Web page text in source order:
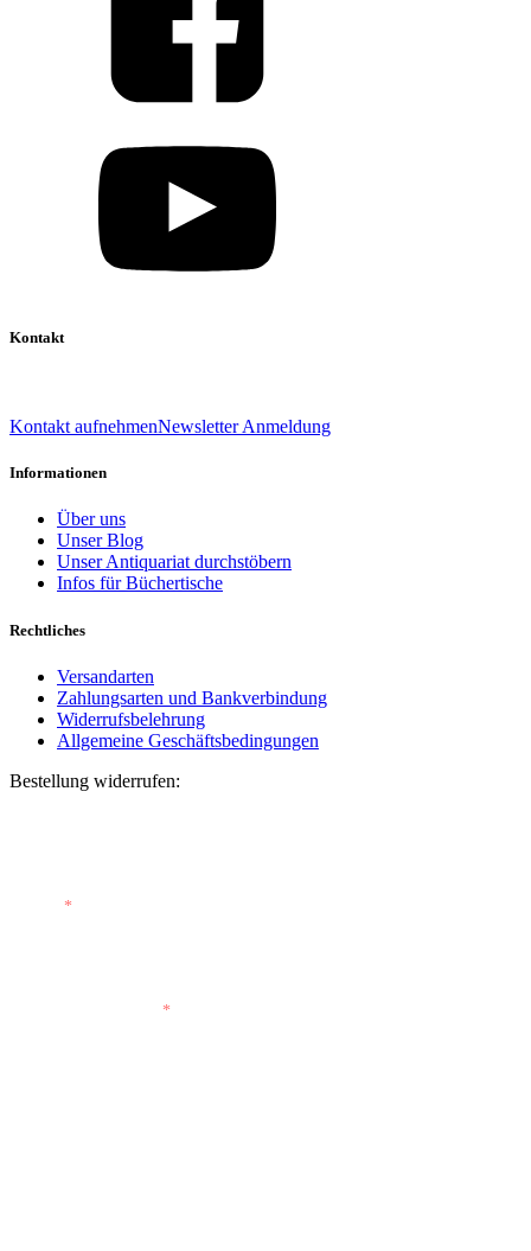
Kontakt
Kontakt aufnehmenNewsletter Anmeldung
Informationen
Über uns
Unser Blog
Unser Antiquariat durchstöbern
Infos für Büchertische
Rechtliches
Versandarten
Zahlungsarten und Bankverbindung
Widerrufsbelehrung
Allgemeine Geschäftsbedingungen
Bestellung widerrufen:
*
*